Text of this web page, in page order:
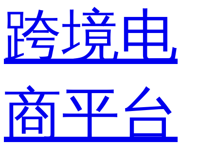
跨境电
商平台